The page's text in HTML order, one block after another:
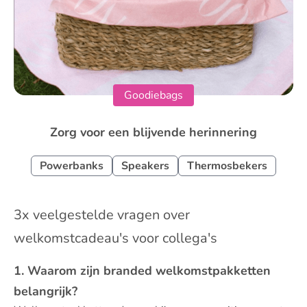
Goodiebags
Zorg voor een blijvende herinnering
Powerbanks Speakers Thermosbekers
3x veelgestelde vragen over
welkomstcadeau's voor collega's
1. Waarom zijn branded welkomstpakketten
belangrijk?